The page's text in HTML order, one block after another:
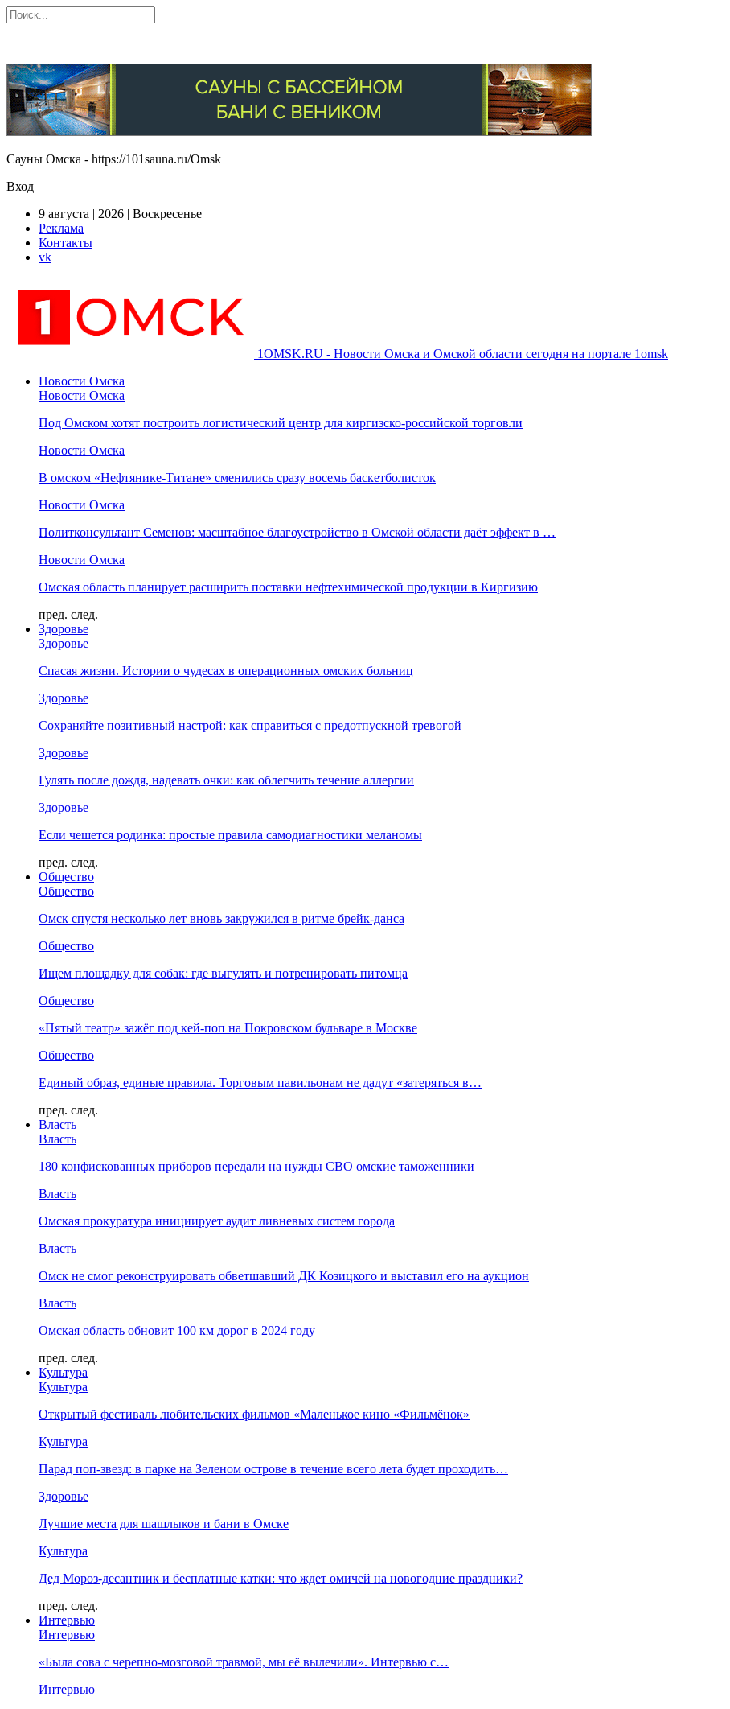
Сауны Омска - https://101sauna.ru/Omsk
Вход
9 августа | 2026 | Воскресенье
Реклама
Контакты
vk
1OMSK.RU - Новости Омска и Омской области сегодня на портале 1omsk
Новости Омска
Новости Омска
Под Омском хотят построить логистический центр для киргизско-российской торговли
Новости Омска
В омском «Нефтянике-Титане» сменились сразу восемь баскетболисток
Новости Омска
Политконсультант Семенов: масштабное благоустройство в Омской области даёт эффект в …
Новости Омска
Омская область планирует расширить поставки нефтехимической продукции в Киргизию
пред. след.
Здоровье
Здоровье
Спасая жизни. Истории о чудесах в операционных омских больниц
Здоровье
Сохраняйте позитивный настрой: как справиться с предотпускной тревогой
Здоровье
Гулять после дождя, надевать очки: как облегчить течение аллергии
Здоровье
Если чешется родинка: простые правила самодиагностики меланомы
пред. след.
Общество
Общество
Омск спустя несколько лет вновь закружился в ритме брейк-данса
Общество
Ищем площадку для собак: где выгулять и потренировать питомца
Общество
«Пятый театр» зажёг под кей-поп на Покровском бульваре в Москве
Общество
Единый образ, единые правила. Торговым павильонам не дадут «затеряться в…
пред. след.
Власть
Власть
180 конфискованных приборов передали на нужды СВО омские таможенники
Власть
Омская прокуратура инициирует аудит ливневых систем города
Власть
Омск не смог реконструировать обветшавший ДК Козицкого и выставил его на аукцион
Власть
Омская область обновит 100 км дорог в 2024 году
пред. след.
Культура
Культура
Открытый фестиваль любительских фильмов «Маленькое кино «Фильмёнок»
Культура
Парад поп-звезд: в парке на Зеленом острове в течение всего лета будет проходить…
Здоровье
Лучшие места для шашлыков и бани в Омске
Культура
Дед Мороз-десантник и бесплатные катки: что ждет омичей на новогодние праздники?
пред. след.
Интервью
Интервью
«Была сова с черепно-мозговой травмой, мы её вылечили». Интервью с…
Интервью